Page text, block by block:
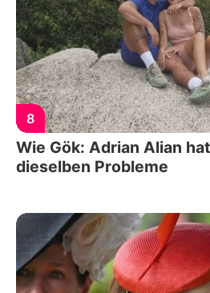
8
Wie Gök: Adrian Alian
dieselben Probleme